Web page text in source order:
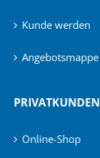
Kunde werden
Angebotsmappe
PRIVATKUNDEN
Online-Shop